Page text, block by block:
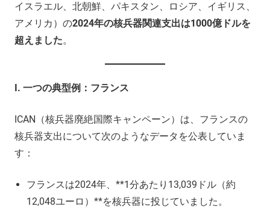
イスラエル、北朝鮮、パキスタン、ロシア、イギリス、
アメリカ）の2024年の核兵器関連支出は1000億ドルを
超えました。
I. 一つの典型例：フランス
ICAN（核兵器廃絶国際キャンペーン）は、フランスの
核兵器支出について次のようなデータを公表していま
す：
フランスは2024年、**1分あたり13,039ドル（約
12,048ユーロ）**を核兵器に投じていました。